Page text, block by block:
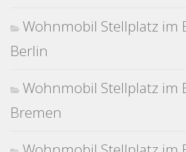
Wohnmobil Stellplatz im
Berlin
Wohnmobil Stellplatz im
Bremen